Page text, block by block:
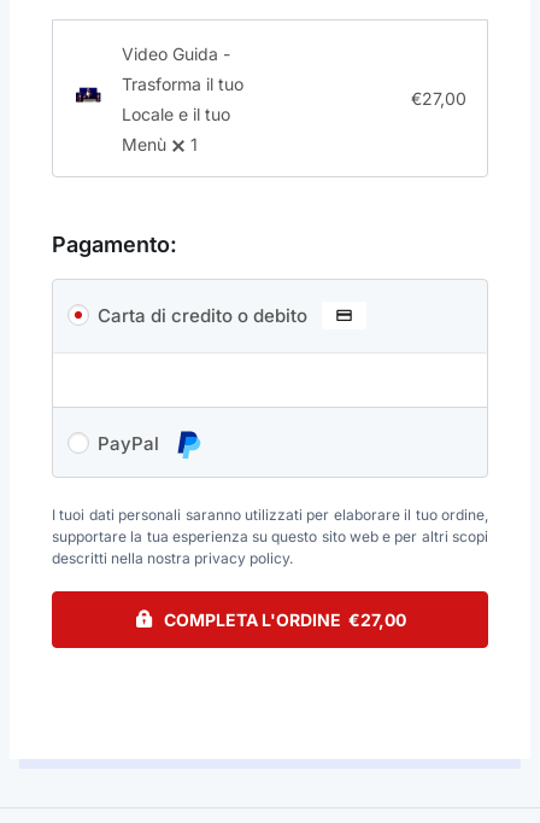
Video Guida -
Trasforma il tuo
Locale e il tuo
Menù
1
€27,00
Pagamento:
Carta di credito o debito
PayPal
I tuoi dati personali saranno utilizzati per elaborare il tuo ordine,
supportare la tua esperienza su questo sito web e per altri scopi
descritti nella nostra privacy policy.
COMPLETA L'ORDINE €27,00